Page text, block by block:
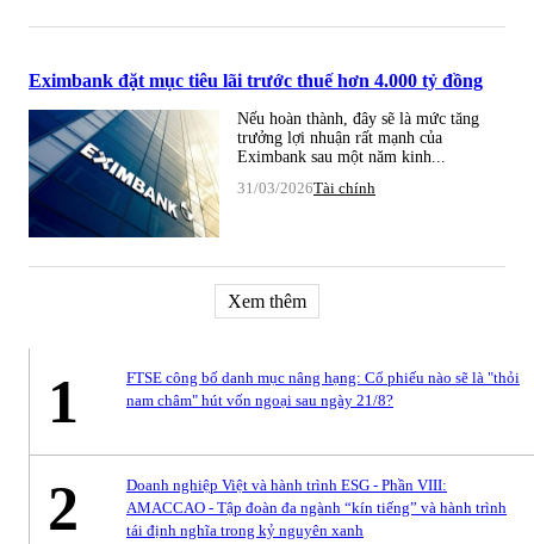
Eximbank đặt mục tiêu lãi trước thuế hơn 4.000 tỷ đồng
Nếu hoàn thành, đây sẽ là mức tăng
trưởng lợi nhuận rất mạnh của
Eximbank sau một năm kinh...
31/03/2026Tài chính
Xem thêm
1
FTSE công bố danh mục nâng hạng: Cổ phiếu nào sẽ là "thỏi
nam châm" hút vốn ngoại sau ngày 21/8?
2
Doanh nghiệp Việt và hành trình ESG - Phần VIII:
AMACCAO - Tập đoàn đa ngành “kín tiếng” và hành trình
tái định nghĩa trong kỷ nguyên xanh